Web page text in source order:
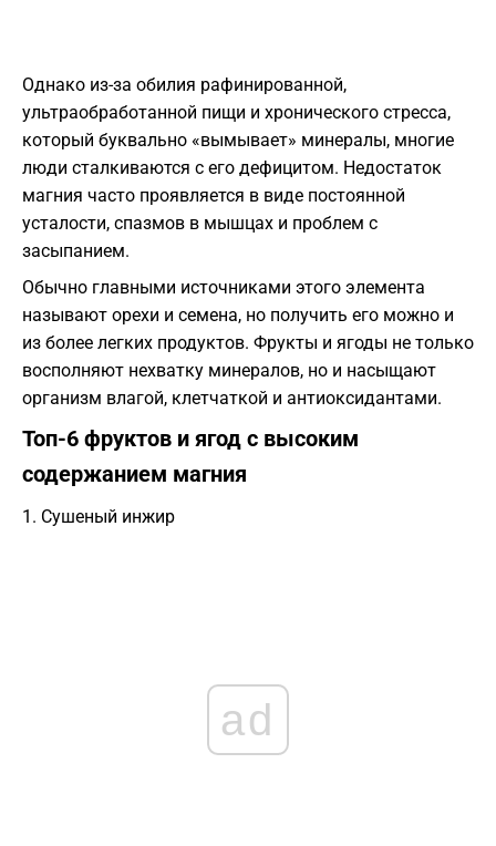
​Однако из-за обилия рафинированной,
ультраобработанной пищи и хронического стресса,
который буквально «вымывает» минералы, многие
люди сталкиваются с его дефицитом. Недостаток
магния часто проявляется в виде постоянной
усталости, спазмов в мышцах и проблем с
засыпанием.
​Обычно главными источниками этого элемента
называют орехи и семена, но получить его можно и
из более легких продуктов. Фрукты и ягоды не только
восполняют нехватку минералов, но и насыщают
организм влагой, клетчаткой и антиоксидантами.
​Топ-6 фруктов и ягод с высоким
содержанием магния
​1. Сушеный инжир
ad